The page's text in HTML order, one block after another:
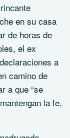
en su casa
de horas de
el ex
a
camino de
a que se
mantengan la fe,